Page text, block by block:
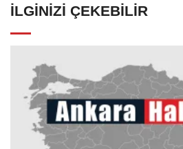
İLGINIZI ÇEKEBILIR